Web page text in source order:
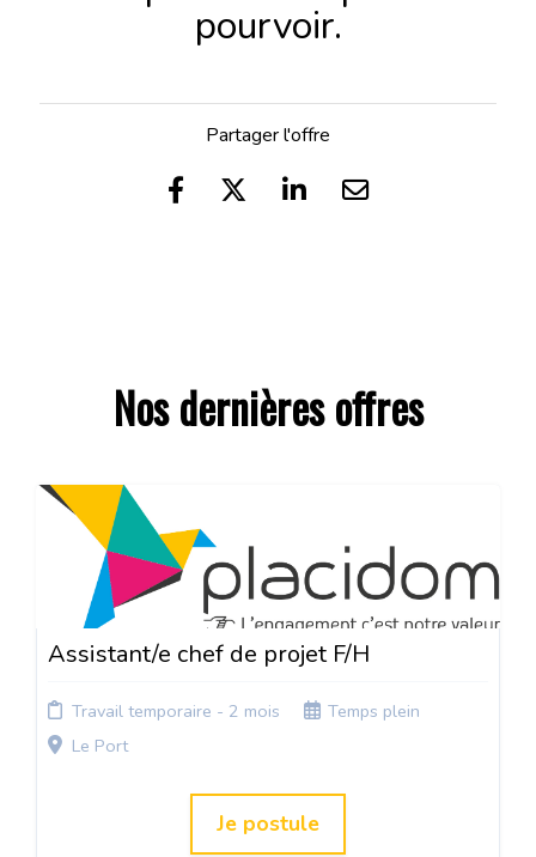
pourvoir.
Partager l'offre
Nos dernières offres
Assistant/e chef de projet F/H
Travail temporaire - 2 mois
Temps plein
Le Port
Je postule